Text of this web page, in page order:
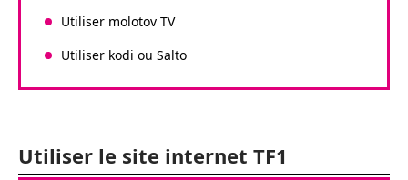
Utiliser molotov TV
Utiliser kodi ou Salto
Utiliser le site internet TF1